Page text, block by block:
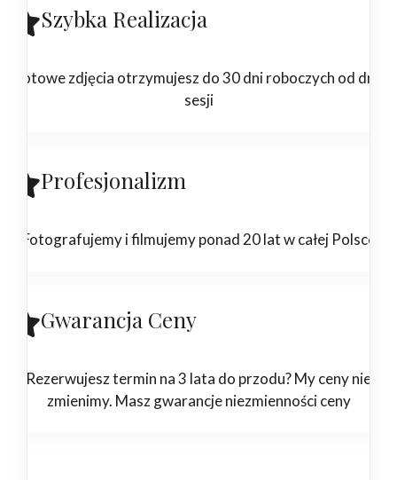
Szybka Realizacja
Gotowe zdjęcia otrzymujesz do 30 dni roboczych od dnia
sesji
Profesjonalizm
Fotografujemy i filmujemy ponad 20 lat w całej Polsce
Gwarancja Ceny
Rezerwujesz termin na 3 lata do przodu? My ceny nie
zmienimy. Masz gwarancje niezmienności ceny